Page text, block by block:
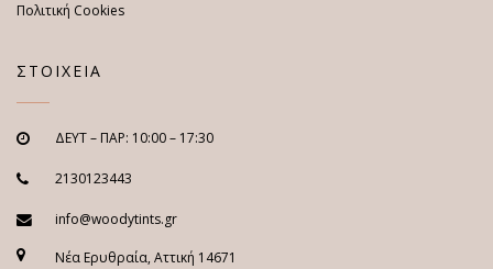
Πολιτική Cookies
ΣΤΟΙΧΕΙΑ
ΔΕΥΤ – ΠΑΡ: 10:00 – 17:30
2130123443
info@woodytints.gr
Νέα Ερυθραία, Αττική 14671